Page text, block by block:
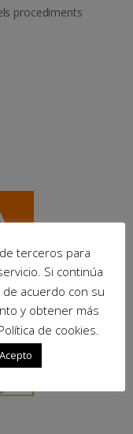
procediments
terceros para
Si continúa
acuerdo con su
y obtener más
de cookies.
Acepto